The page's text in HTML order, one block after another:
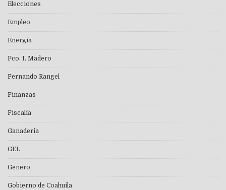
Elecciones
Empleo
Energía
Fco. I. Madero
Fernando Rangel
Finanzas
Fiscalía
Ganaderia
GEL
Genero
Gobierno de Coahuila